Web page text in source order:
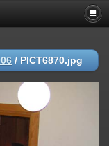
/ PICT6870.jpg